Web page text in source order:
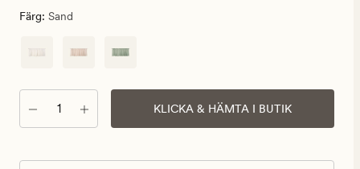
kr.
pris
kr
Färg: Sand
Antal KLICKA & HÄMTA I BUTIK